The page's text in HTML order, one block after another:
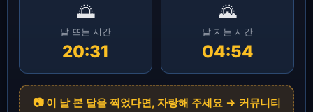
🌅
달 뜨는 시간
20:31
🌄
달 지는 시간
04:54
📷 이 날 본 달을 찍었다면, 자랑해 주세요 → 커뮤니티